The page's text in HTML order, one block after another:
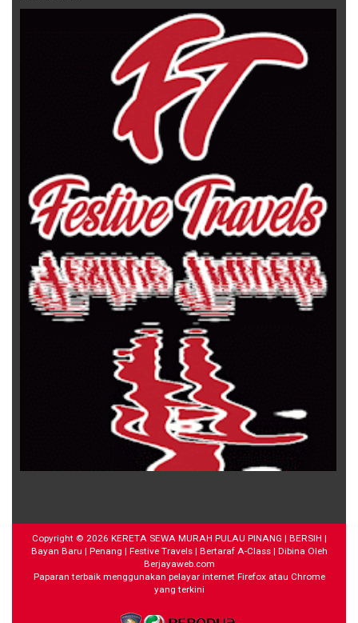
Copyright © 2026 KERETA SEWA MURAH PULAU PINANG | BERSIH |
Bayan Baru | Penang | Festive Travels | Bertaraf A-Class| Dibina Oleh
Berjayaweb.com
Paparan terbaik menggunakan pelayar internet Firefox atau Chrome
yang terkini